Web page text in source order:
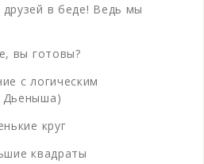
в беде! Ведь мы
вы готовы?
с логическим
Дьеныша)
круг
квадраты